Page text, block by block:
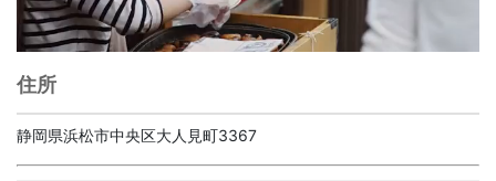
住所
静岡県浜松市中央区大人見町3367